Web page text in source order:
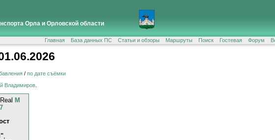
Орла и Орловской области
Главная База данных ПС Статьи и обзоры Маршруты Поиск Гостевая Форум
/ по дате съёмки
Владимиров
М
,